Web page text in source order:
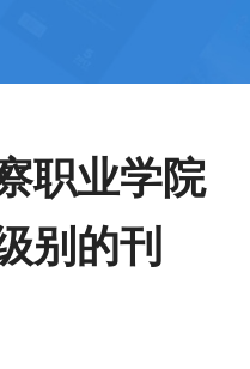
职业学院
别的刊